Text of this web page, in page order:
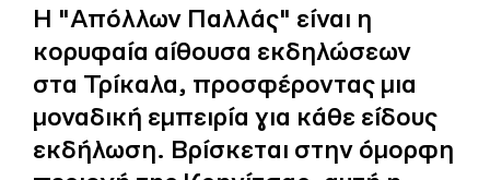
Η "Απόλλων Παλλάς" είναι η
κορυφαία αίθουσα εκδηλώσεων
στα Τρίκαλα, προσφέροντας μια
μοναδική εμπειρία για κάθε είδους
εκδήλωση. Βρίσκεται στην όμορφη